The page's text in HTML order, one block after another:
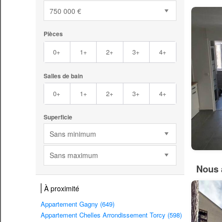
750 000 €
Pièces
0+ 1+ 2+ 3+ 4+
Salles de bain
0+ 1+ 2+ 3+ 4+
Superficie
Sans minimum
Sans maximum
À proximité
Appartement Gagny (649)
Appartement Chelles Arrondissement Torcy (598)
Nous